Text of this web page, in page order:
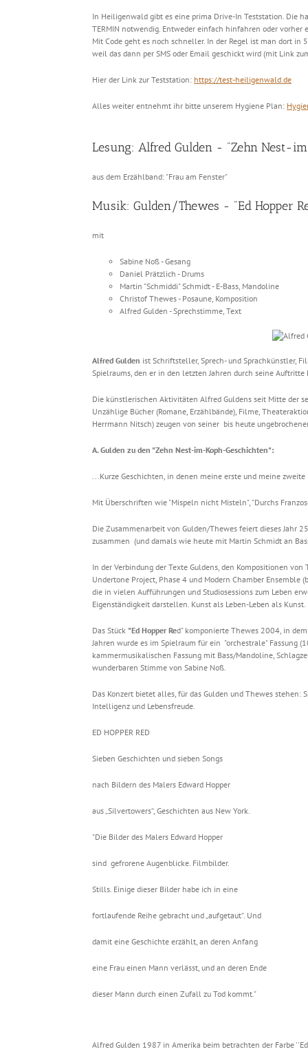
In Heiligenwald gibt es eine prima Drive-In Teststation. Die
TERMIN notwendig. Entweder einfach hinfahren oder
Mit Code geht es noch schneller. In der Regel ist man dort in
weil das dann per SMS oder Email geschickt wird (mit Link
Hier der Link zur Teststation: https://test-heiligenwald.de
Alles weiter entnehmt ihr bitte unserem Hygiene Plan:
Lesung: Alfred Gulden - "Zehn Nest-
aus dem Erzählband: "Frau am Fenster"
Musik: Gulden/Thewes - "Ed Hopper
mit
Sabine Noß - Gesang
Daniel Prätzlich - Drums
Martin "Schmiddi" Schmidt - E-Bass, Mandoline
Christof Thewes - Posaune, Komposition
Alfred Gulden - Sprechstimme, Text
Alfred Gulden ist Schriftsteller, Sprech- und Sprachkünstler,
Spielraums, den er in den letzten Jahren durch seine
Die künstlerischen Aktivitäten Alfred Guldens seit Mitte der
Unzählige Bücher (Romane, Erzählbände), Filme,
Herrmann Nitsch) zeugen von seiner bis heute
A. Gulden zu den "Zehn Nest-im-Koph-Geschichten":
...Kurze Geschichten, in denen meine erste und meine
Mit Überschriften wie "Mispeln nicht Misteln", "Durchs
Die Zusammenarbeit von Gulden/Thewes feiert dieses Jahr
zusammen (und damals wie heute mit Martin Schmidt an
In der Verbindung der Texte Guldens, den Kompositionen
Undertone Project, Phase 4 und Modern Chamber Ensemble
die in vielen Aufführungen und Studiosessions zum Leben
Eigenständigkeit darstellen. Kunst als Leben-Leben als Kunst.
Das Stück "Ed Hopper Red" komponierte Thewes 2004, in
Jahren wurde es im Spielraum für ein "orchestrale" Fassung
kammermusikalischen Fassung mit Bass/Mandoline,
wunderbaren Stimme von Sabine Noß.
Das Konzert bietet alles, für das Gulden und Thewes stehen:
Intelligenz und Lebensfreude.
ED HOPPER RED
Sieben Geschichten und sieben Songs
nach Bildern des Malers Edward Hopper
aus „Silvertowers“, Geschichten aus New York.
"Die Bilder des Malers Edward Hopper
sind gefrorene Augenblicke. Filmbilder.
Stills. Einige dieser Bilder habe ich in eine
fortlaufende Reihe gebracht und „aufgetaut“. Und
damit eine Geschichte erzählt, an deren Anfang
eine Frau einen Mann verlässt, und an deren Ende
dieser Mann durch einen Zufall zu Tod kommt."
Alfred Gulden 1987 in Amerika beim betrachten der Farbe